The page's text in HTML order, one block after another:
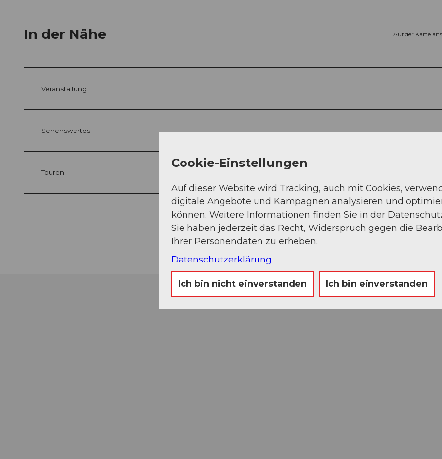
In der Nähe Auf der Karte
Veranstaltung
Sehenswertes
Touren
Cookie-Einstellungen
Auf dieser Website wird Tracking, auch mit Cookies,
digitale Angebote und Kampagnen analysieren und
können. Weitere Informationen finden Sie in der
Sie haben jederzeit das Recht, Widerspruch gegen die
Ihrer Personendaten zu erheben.
Datenschutzerklärung
Ich bin nicht einverstanden Ich bin einverstanden